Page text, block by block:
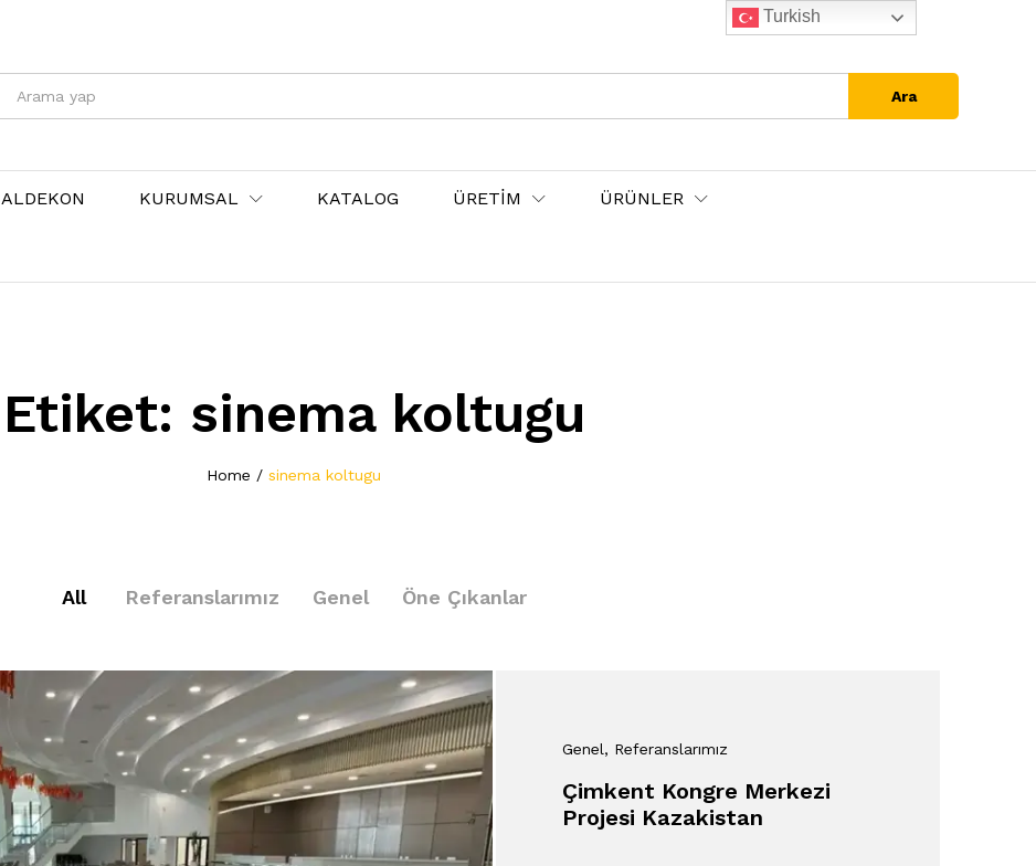
Ara
ALDEKON KURUMSAL KATALOG ÜRETİM ÜRÜNLER
Etiket: sinema koltugu
Home / sinema koltugu
All Referanslarımız Genel Öne Çıkanlar
Genel, Referanslarımız
Çimkent Kongre Merkezi
Projesi Kazakistan
Turkish